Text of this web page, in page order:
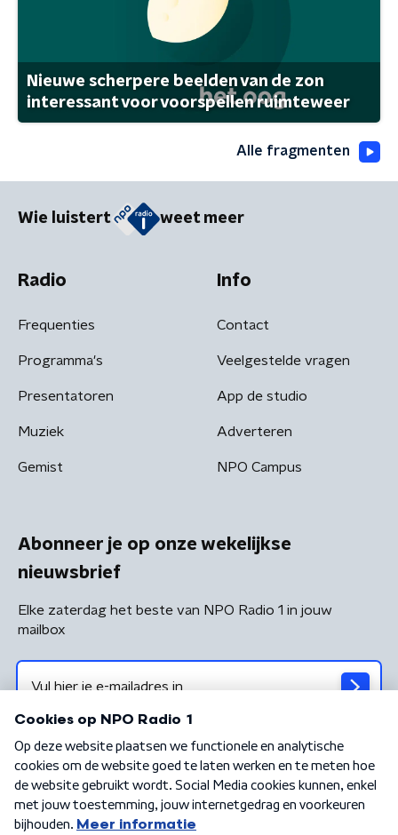
Nieuwe scherpere beelden van de zon
interessant voor voorspellen ruimteweer
Alle fragmenten
Wie luistert weet meer
Radio
Frequenties
Programma's
Presentatoren
Muziek
Gemist
Info
Contact
Veelgestelde vragen
App de studio
Adverteren
NPO Campus
Abonneer je op onze wekelijkse
nieuwsbrief
Elke zaterdag het beste van NPO Radio 1 in jouw
mailbox
Algemene voorwaarden